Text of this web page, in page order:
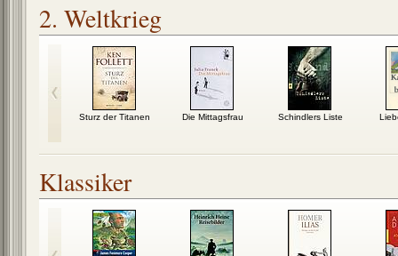
2. Weltkrieg
Sturz der Titanen Die Mittagsfrau Schindlers Liste
Klassiker